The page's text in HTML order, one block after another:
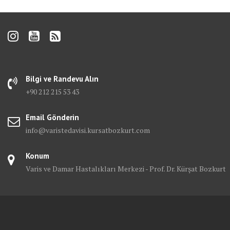
Bilgi ve Randevu Alın
+90 212 215 53 43
Email Gönderin
info@varistedavisi.kursatbozkurt.com
Konum
Varis ve Damar Hastalıkları Merkezi - Prof. Dr. Kürşat Bozkurt